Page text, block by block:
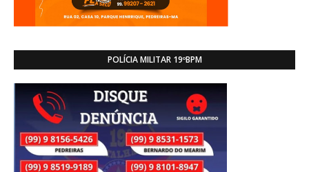
POLÍCIA MILITAR 19ºBPM